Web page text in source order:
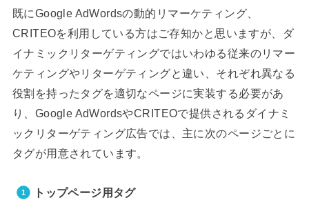
既にGoogle AdWordsの動的リマーケティング、
CRITEOを利用している方はご存知かと思いますが、ダ
イナミックリターゲティングではいわゆる従来のリマー
ケティングやリターゲティングと違い、それぞれ異なる
役割を持ったタグを適切なページに実装する必要があ
り、Google AdWordsやCRITEOで提供されるダイナミ
ックリターゲティング広告では、主に次のページごとに
タグが用意されています。
トップページ用タグ